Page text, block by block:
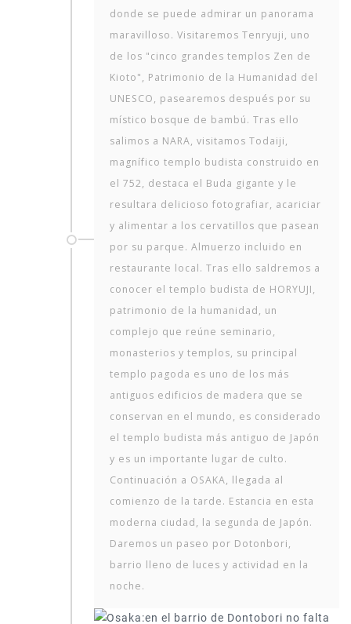
donde se puede admirar un panorama
maravilloso. Visitaremos Tenryuji, uno
de los "cinco grandes templos Zen de
Kioto", Patrimonio de la Humanidad del
UNESCO, pasearemos después por su
místico bosque de bambú. Tras ello
salimos a NARA, visitamos Todaiji,
magnífico templo budista construido en
el 752, destaca el Buda gigante y le
resultara delicioso fotografiar, acariciar
y alimentar a los cervatillos que pasean
por su parque. Almuerzo incluido en
restaurante local. Tras ello saldremos a
conocer el templo budista de HORYUJI,
patrimonio de la humanidad, un
complejo que reúne seminario,
monasterios y templos, su principal
templo pagoda es uno de los más
antiguos edificios de madera que se
conservan en el mundo, es considerado
el templo budista más antiguo de Japón
y es un importante lugar de culto.
Continuación a OSAKA, llegada al
comienzo de la tarde. Estancia en esta
moderna ciudad, la segunda de Japón.
Daremos un paseo por Dotonbori,
barrio lleno de luces y actividad en la
noche.